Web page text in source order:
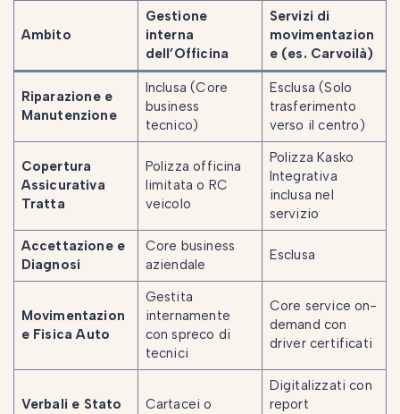
Ambito
Gestione
interna
dell’Officina
Servizi di
movimentazion
e (es. Carvoilà)
Riparazione e
Manutenzione
Inclusa (Core
business
tecnico)
Esclusa (Solo
trasferimento
verso il centro)
Copertura
Assicurativa
Tratta
Polizza officina
limitata o RC
veicolo
Polizza Kasko
Integrativa
inclusa nel
servizio
Accettazione e
Diagnosi
Core business
aziendale
Esclusa
Movimentazion
e Fisica Auto
Gestita
internamente
con spreco di
tecnici
Core service on-
demand con
driver certificati
Verbali e Stato
Cartacei o
Digitalizzati con
report